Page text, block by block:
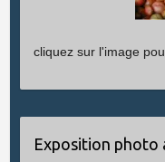
cliquez sur l'image
Exposition photo